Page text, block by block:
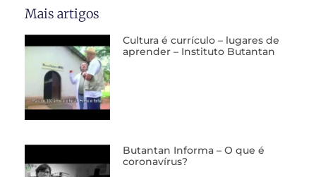
Mais artigos
Cultura é currículo – lugares de
aprender – Instituto Butantan
Butantan Informa – O que é
coronavírus?